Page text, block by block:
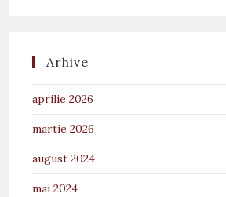
Arhive
aprilie 2026
martie 2026
august 2024
mai 2024